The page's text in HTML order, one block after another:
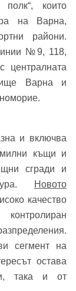
които
на Варна,
райони.
№9, 118,
централната
Варна и
и включва
къщи и
сгради и
Новото
качество
сегмент на
остава
така и от